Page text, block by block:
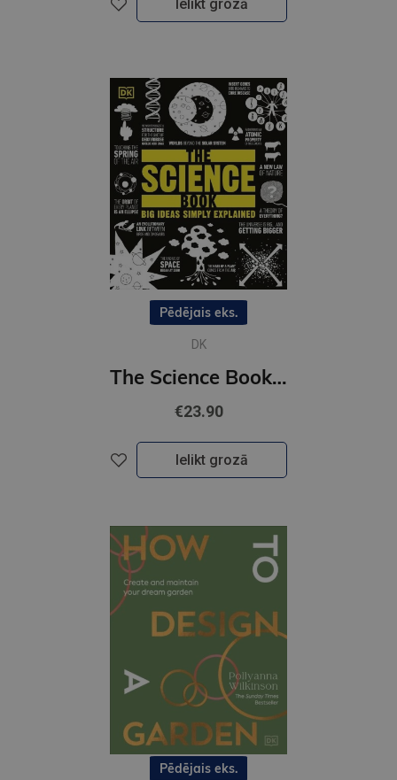
Ielikt grozā
Pēdējais eks.
DK
The Science Book : Big Ideas Simply Explained
€23.90
Ielikt grozā
Pēdējais eks.